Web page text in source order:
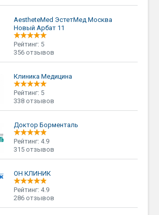
AestheteMed ЭстетМед Москва
Новый Арбат 11
Рейтинг: 5
356 отзывов
Клиника Медицина
Рейтинг: 5
338 отзывов
Доктор Борменталь
Рейтинг: 4.9
315 отзывов
ОН КЛИНИК
Рейтинг: 4.9
286 отзывов